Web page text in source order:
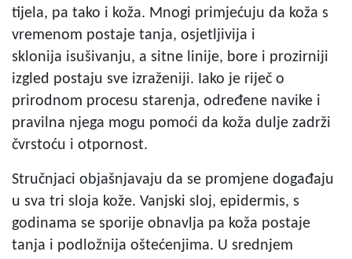
tijela, pa tako i koža. Mnogi primjećuju da koža s
vremenom postaje tanja, osjetljivija i
sklonija isušivanju, a sitne linije, bore i prozirniji
izgled postaju sve izraženiji. Iako je riječ o
prirodnom procesu starenja, određene navike i
pravilna njega mogu pomoći da koža dulje zadrži
čvrstoću i otpornost.
Stručnjaci objašnjavaju da se promjene događaju
u sva tri sloja kože. Vanjski sloj, epidermis, s
godinama se sporije obnavlja pa koža postaje
tanja i podložnija oštećenjima. U srednjem